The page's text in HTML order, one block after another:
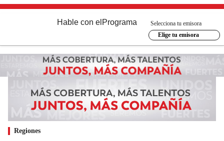
Hable con el Programa
Selecciona tu emisora
Elige tu emisora
Regiones